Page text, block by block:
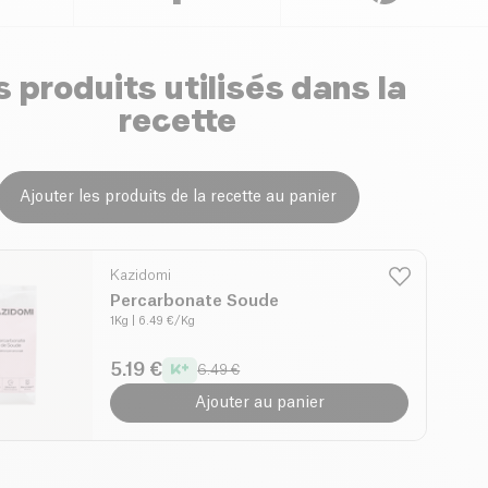
produits utilisés dans la
recette
Ajouter les produits de la recette au panier
Kazidomi
Percarbonate Soude
1Kg | 6.49 €/Kg
5.19 € 6.49 €
Ajouter au panier